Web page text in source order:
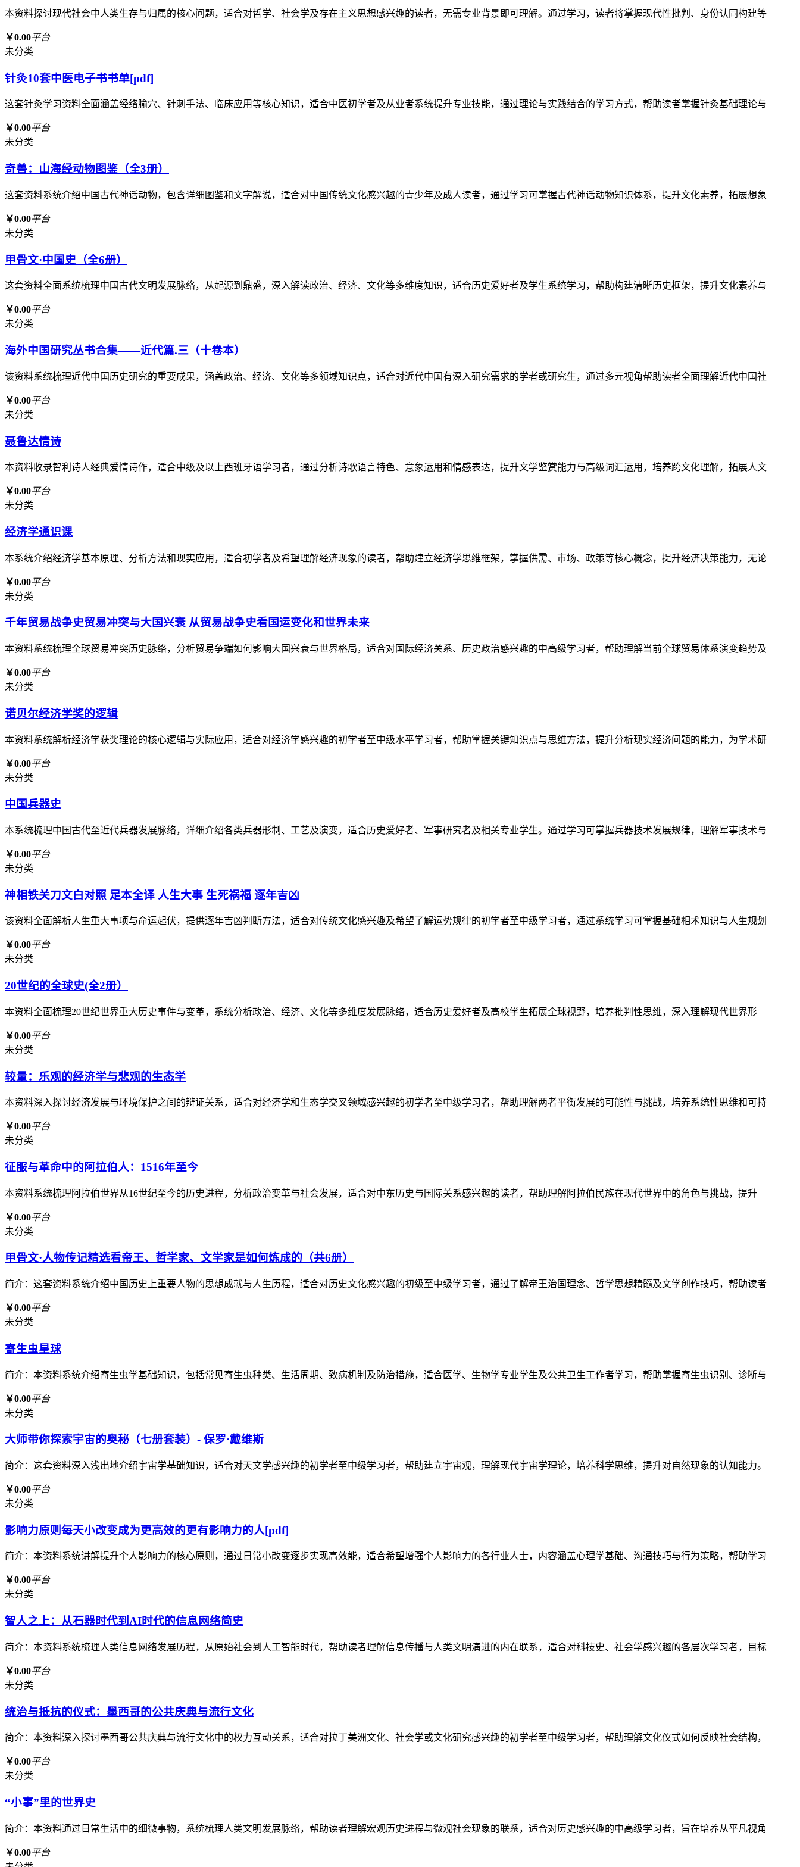
本资料探讨现代社会中人类生存与归属的核心问题，适合对哲学、社会学及存在主义思想感兴趣的读者，无需专业背景即可理解。通过学习，读者将掌握现代性批判、身份认同构建等
￥0.00平台
未分类
针灸10套中医电子书书单[pdf]
这套针灸学习资料全面涵盖经络腧穴、针刺手法、临床应用等核心知识，适合中医初学者及从业者系统提升专业技能，通过理论与实践结合的学习方式，帮助读者掌握针灸基础理论与
￥0.00平台
未分类
奇兽：山海经动物图鉴（全3册）
这套资料系统介绍中国古代神话动物，包含详细图鉴和文字解说，适合对中国传统文化感兴趣的青少年及成人读者，通过学习可掌握古代神话动物知识体系，提升文化素养，拓展想象
￥0.00平台
未分类
甲骨文·中国史（全6册）
这套资料全面系统梳理中国古代文明发展脉络，从起源到鼎盛，深入解读政治、经济、文化等多维度知识，适合历史爱好者及学生系统学习，帮助构建清晰历史框架，提升文化素养与
￥0.00平台
未分类
海外中国研究丛书合集——近代篇.三（十卷本）
该资料系统梳理近代中国历史研究的重要成果，涵盖政治、经济、文化等多领域知识点，适合对近代中国有深入研究需求的学者或研究生，通过多元视角帮助读者全面理解近代中国社
￥0.00平台
未分类
聂鲁达情诗
本资料收录智利诗人经典爱情诗作，适合中级及以上西班牙语学习者，通过分析诗歌语言特色、意象运用和情感表达，提升文学鉴赏能力与高级词汇运用，培养跨文化理解，拓展人文
￥0.00平台
未分类
经济学通识课
本系统介绍经济学基本原理、分析方法和现实应用，适合初学者及希望理解经济现象的读者，帮助建立经济学思维框架，掌握供需、市场、政策等核心概念，提升经济决策能力，无论
￥0.00平台
未分类
千年贸易战争史贸易冲突与大国兴衰 从贸易战争史看国运变化和世界未来
本资料系统梳理全球贸易冲突历史脉络，分析贸易争端如何影响大国兴衰与世界格局，适合对国际经济关系、历史政治感兴趣的中高级学习者，帮助理解当前全球贸易体系演变趋势及
￥0.00平台
未分类
诺贝尔经济学奖的逻辑
本资料系统解析经济学获奖理论的核心逻辑与实际应用，适合对经济学感兴趣的初学者至中级水平学习者，帮助掌握关键知识点与思维方法，提升分析现实经济问题的能力，为学术研
￥0.00平台
未分类
中国兵器史
本系统梳理中国古代至近代兵器发展脉络，详细介绍各类兵器形制、工艺及演变，适合历史爱好者、军事研究者及相关专业学生。通过学习可掌握兵器技术发展规律，理解军事技术与
￥0.00平台
未分类
神相铁关刀文白对照 足本全译 人生大事 生死祸福 逐年吉凶
该资料全面解析人生重大事项与命运起伏，提供逐年吉凶判断方法，适合对传统文化感兴趣及希望了解运势规律的初学者至中级学习者，通过系统学习可掌握基础相术知识与人生规划
￥0.00平台
未分类
20世纪的全球史(全2册）
本资料全面梳理20世纪世界重大历史事件与变革，系统分析政治、经济、文化等多维度发展脉络，适合历史爱好者及高校学生拓展全球视野，培养批判性思维，深入理解现代世界形
￥0.00平台
未分类
较量：乐观的经济学与悲观的生态学
本资料深入探讨经济发展与环境保护之间的辩证关系，适合对经济学和生态学交叉领域感兴趣的初学者至中级学习者，帮助理解两者平衡发展的可能性与挑战，培养系统性思维和可持
￥0.00平台
未分类
征服与革命中的阿拉伯人：1516年至今
本资料系统梳理阿拉伯世界从16世纪至今的历史进程，分析政治变革与社会发展，适合对中东历史与国际关系感兴趣的读者，帮助理解阿拉伯民族在现代世界中的角色与挑战，提升
￥0.00平台
未分类
甲骨文·人物传记精选看帝王、哲学家、文学家是如何炼成的（共6册）
简介：这套资料系统介绍中国历史上重要人物的思想成就与人生历程，适合对历史文化感兴趣的初级至中级学习者，通过了解帝王治国理念、哲学思想精髓及文学创作技巧，帮助读者
￥0.00平台
未分类
寄生虫星球
简介：本资料系统介绍寄生虫学基础知识，包括常见寄生虫种类、生活周期、致病机制及防治措施，适合医学、生物学专业学生及公共卫生工作者学习，帮助掌握寄生虫识别、诊断与
￥0.00平台
未分类
大师带你探索宇宙的奥秘（七册套装）- 保罗·戴维斯
简介：这套资料深入浅出地介绍宇宙学基础知识，适合对天文学感兴趣的初学者至中级学习者，帮助建立宇宙观，理解现代宇宙学理论，培养科学思维，提升对自然现象的认知能力。
￥0.00平台
未分类
影响力原则每天小改变成为更高效的更有影响力的人[pdf]
简介：本资料系统讲解提升个人影响力的核心原则，通过日常小改变逐步实现高效能，适合希望增强个人影响力的各行业人士，内容涵盖心理学基础、沟通技巧与行为策略，帮助学习
￥0.00平台
未分类
智人之上：从石器时代到AI时代的信息网络简史
简介：本资料系统梳理人类信息网络发展历程，从原始社会到人工智能时代，帮助读者理解信息传播与人类文明演进的内在联系，适合对科技史、社会学感兴趣的各层次学习者，目标
￥0.00平台
未分类
统治与抵抗的仪式：墨西哥的公共庆典与流行文化
简介：本资料深入探讨墨西哥公共庆典与流行文化中的权力互动关系，适合对拉丁美洲文化、社会学或文化研究感兴趣的初学者至中级学习者，帮助理解文化仪式如何反映社会结构，
￥0.00平台
未分类
“小事”里的世界史
简介：本资料通过日常生活中的细微事物，系统梳理人类文明发展脉络，帮助读者理解宏观历史进程与微观社会现象的联系，适合对历史感兴趣的中高级学习者，旨在培养从平凡视角
￥0.00平台